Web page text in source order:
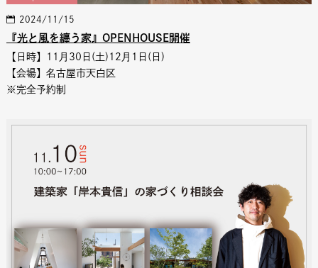
2024/11/15
『光と風を纏う家』OPENHOUSE開催
【日時】11月30日(土)12月1日(日)
【会場】名古屋市天白区
※完全予約制